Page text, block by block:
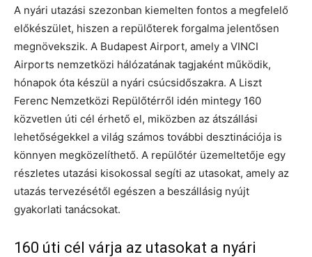
A nyári utazási szezonban kiemelten fontos a megfelelő
előkészület, hiszen a repülőterek forgalma jelentősen
megnövekszik. A Budapest Airport, amely a VINCI
Airports nemzetközi hálózatának tagjaként működik,
hónapok óta készül a nyári csúcsidőszakra. A Liszt
Ferenc Nemzetközi Repülőtérről idén mintegy 160
közvetlen úti cél érhető el, miközben az átszállási
lehetőségekkel a világ számos további desztinációja is
könnyen megközelíthető. A repülőtér üzemeltetője egy
részletes utazási kisokossal segíti az utasokat, amely az
utazás tervezésétől egészen a beszállásig nyújt
gyakorlati tanácsokat.
160 úti cél várja az utasokat a nyári